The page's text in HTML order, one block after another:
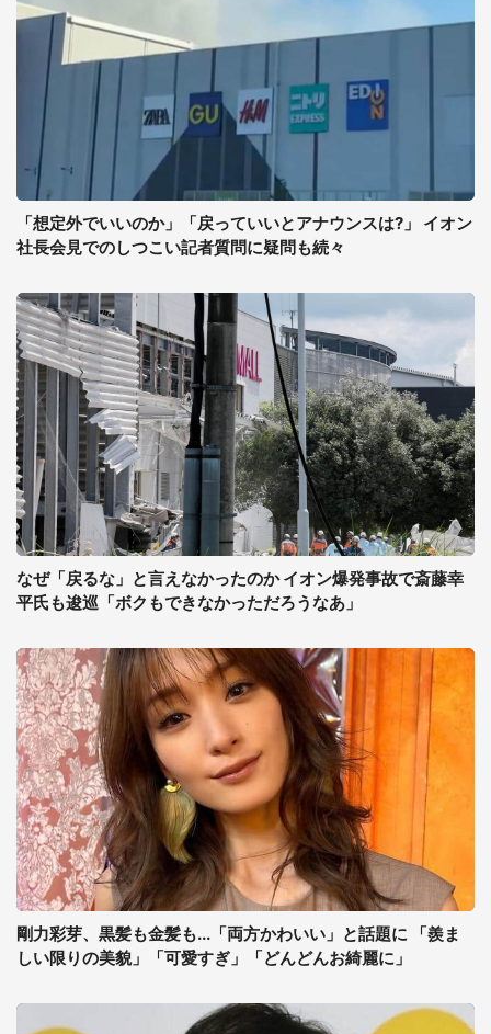
「想定外でいいのか」「戻っていいとアナウンスは?」 イオン
社長会見でのしつこい記者質問に疑問も続々
なぜ「戻るな」と言えなかったのか イオン爆発事故で斎藤幸
平氏も逡巡「ボクもできなかっただろうなあ」
剛力彩芽、黒髪も金髪も...「両方かわいい」と話題に 「羨ま
しい限りの美貌」「可愛すぎ」「どんどんお綺麗に」